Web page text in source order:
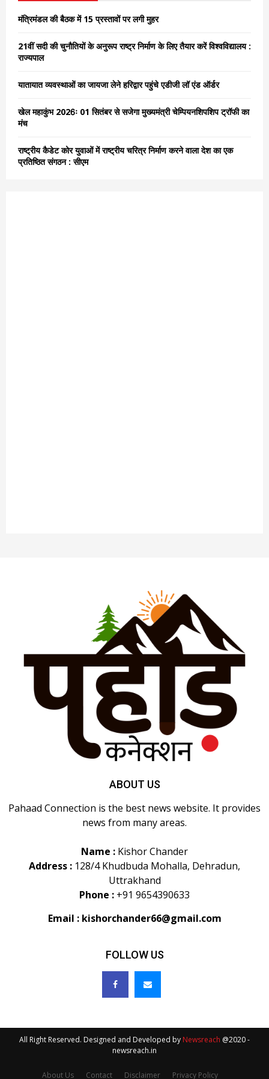
o
C
मंत्रिमंडल की बैठक में 15 प्रस्तावों पर लगी मुहर
21वीं सदी की चुनौतियों के अनुरूप राष्ट्र निर्माण के लिए तैयार करें विश्वविद्यालय :
राज्यपाल
यातायात व्यवस्थाओं का जायजा लेने हरिद्वार पहुंचे एडीजी लॉ एंड ऑर्डर
खेल महाकुंभ 2026ः 01 सितंबर से सजेगा मुख्यमंत्री चेम्पियनशिपशिप ट्रॉफी का
मंच
राष्ट्रीय कैडेट कोर युवाओं में राष्ट्रीय चरित्र निर्माण करने वाला देश का एक
प्रतिष्ठित संगठन : सीएम
ABOUT US
Pahaad Connection is the best news website. It provides
news from many areas.
Name : Kishor Chander
Address : 128/4 Khudbuda Mohalla, Dehradun,
Uttrakhand
Phone : +91 9654390633
Email : kishorchander66@gmail.com
FOLLOW US
All Right Reserved. Designed and Developed by Newsreach @2020 -
newsreach.in
About Us Contact Disclaimer Privacy Policy